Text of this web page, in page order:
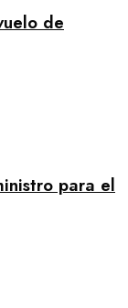
de
para el